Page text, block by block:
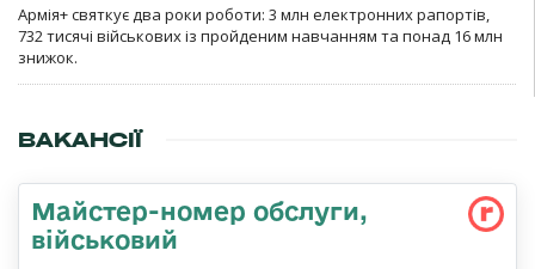
Армія+ святкує два роки роботи: 3 млн електронних рапортів,
732 тисячі військових із пройденим навчанням та понад 16 млн
знижок.
ВАКАНСІЇ
Майстеp-номеp обслуги,
військовий